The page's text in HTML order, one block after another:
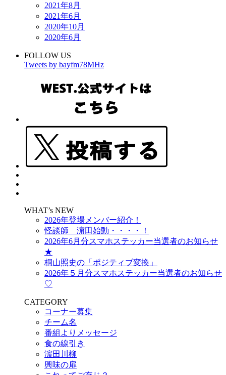
2021年8月
2021年6月
2020年10月
2020年6月
FOLLOW US
Tweets by bayfm78MHz
WHAT’s NEW
2026年登場メンバー紹介！
怪談師 濵田始動・・・・！
2026年6月分スマホステッカー当選者のお知らせ
★
桐山照史の「ポジティブ変換」
2026年５月分スマホステッカー当選者のお知らせ
♡
CATEGORY
コーナー募集
チーム名
番組よりメッセージ
食の線引き
濵田川柳
興味の扉